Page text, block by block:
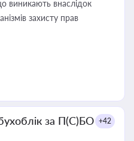
виникають внаслідок
захисту прав
за П(С)БО +42